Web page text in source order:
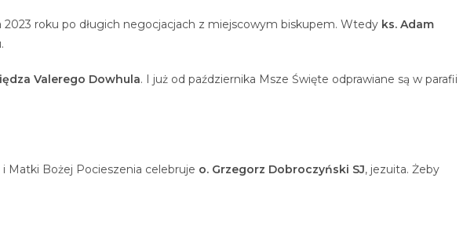
2023 roku po długich negocjacjach z miejscowym biskupem. Wtedy ks. Adam
Valerego Dowhula. I już od października Msze Święte odprawiane są w parafii
Matki Bożej Pocieszenia celebruje o. Grzegorz Dobroczyński SJ, jezuita. Żeby